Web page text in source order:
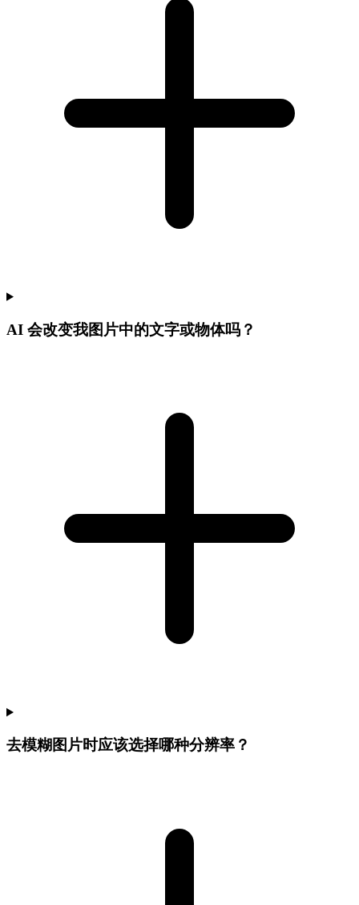
AI 会改变我图片中的文字或物体吗？
去模糊图片时应该选择哪种分辨率？